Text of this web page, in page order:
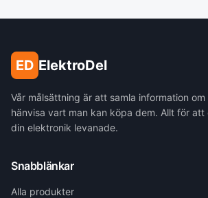
ED ElektroDel
Vår målsättning är att samla information
hänvisa vart man kan köpa dem. Allt för att
din elektronik levanade.
Snabblänkar
Alla produkter